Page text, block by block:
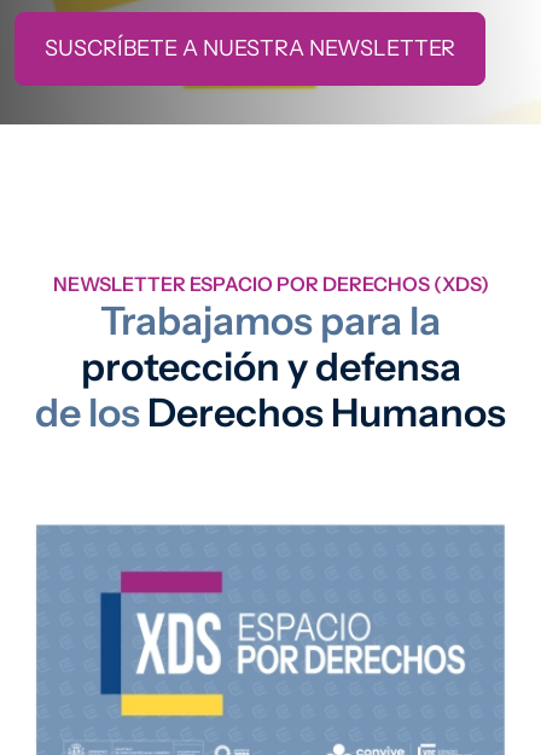
SUSCRÍBETE A NUESTRA NEWSLETTER
NEWSLETTER ESPACIO POR DERECHOS (XDS)
Trabajamos para la
protección y defensa
de los Derechos Humanos